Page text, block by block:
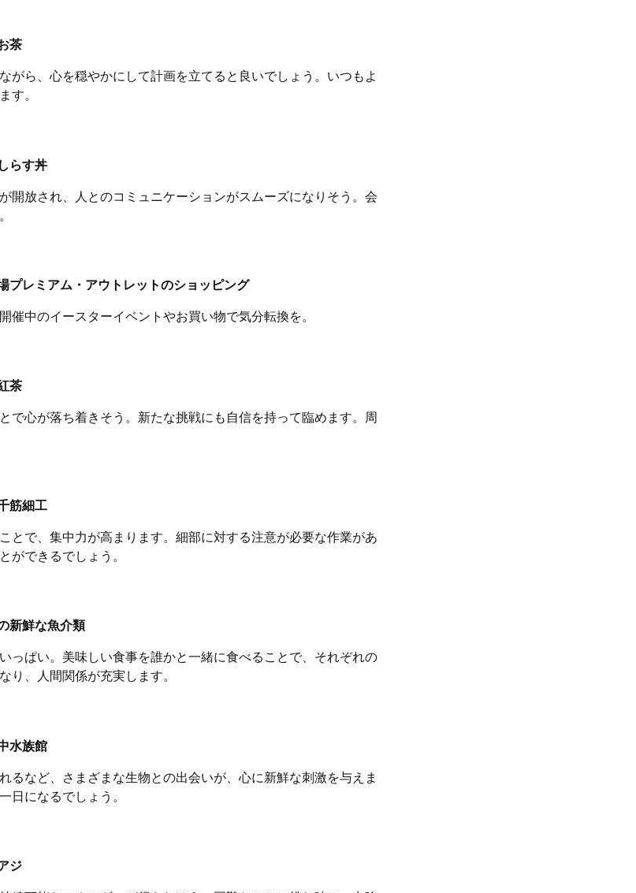
茶
がら、心を穏やかにして計画を立てると良いでしょう。いつもよ
す。
らす丼
開放され、人とのコミュニケーションがスムーズになりそう。会
プレミアム・アウトレットのショッピング
催中のイースターイベントやお買い物で気分転換を。
茶
で心が落ち着きそう。新たな挑戦にも自信を持って臨めます。周
筋細工
とで、集中力が高まります。細部に対する注意が必要な作業があ
ができるでしょう。
新鮮な魚介類
っぱい。美味しい食事を誰かと一緒に食べることで、それぞれの
り、人間関係が充実します。
水族館
るなど、さまざまな生物との出会いが、心に新鮮な刺激を与えま
日になるでしょう。
ジ